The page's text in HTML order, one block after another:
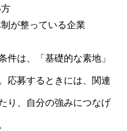
が整っている企業
件は、「基礎的な素地」
応募するときには、関連
り、自分の強みにつなげ